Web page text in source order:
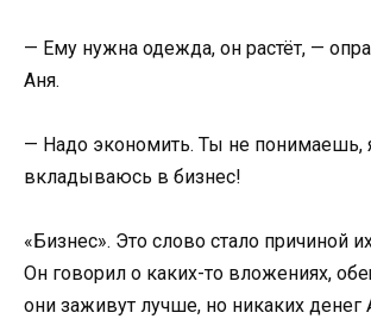
— Ему нужна одежда, он растёт, —
Аня.
— Надо экономить. Ты не понимаешь,
вкладываюсь в бизнес!
«Бизнес». Это слово стало причиной
Он говорил о каких-то вложениях,
они заживут лучше, но никаких денег